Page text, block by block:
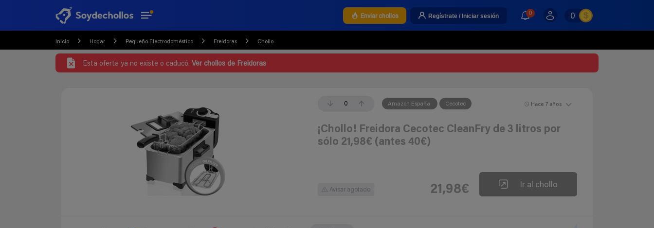
Enviar chollos Regístrate / Iniciar sesión 0 0
Inicio Hogar Pequeño Electrodoméstico Freidoras Chollo
Esta oferta ya no existe o caducó. Ver chollos de Freidoras
0 Amazon España Cecotec Hace 7 años
¡Chollo! Freidora Cecotec CleanFry de 3 litros por
sólo 21,98€ (antes 40€)
Avisar agotado 21,98€ Ir al chollo